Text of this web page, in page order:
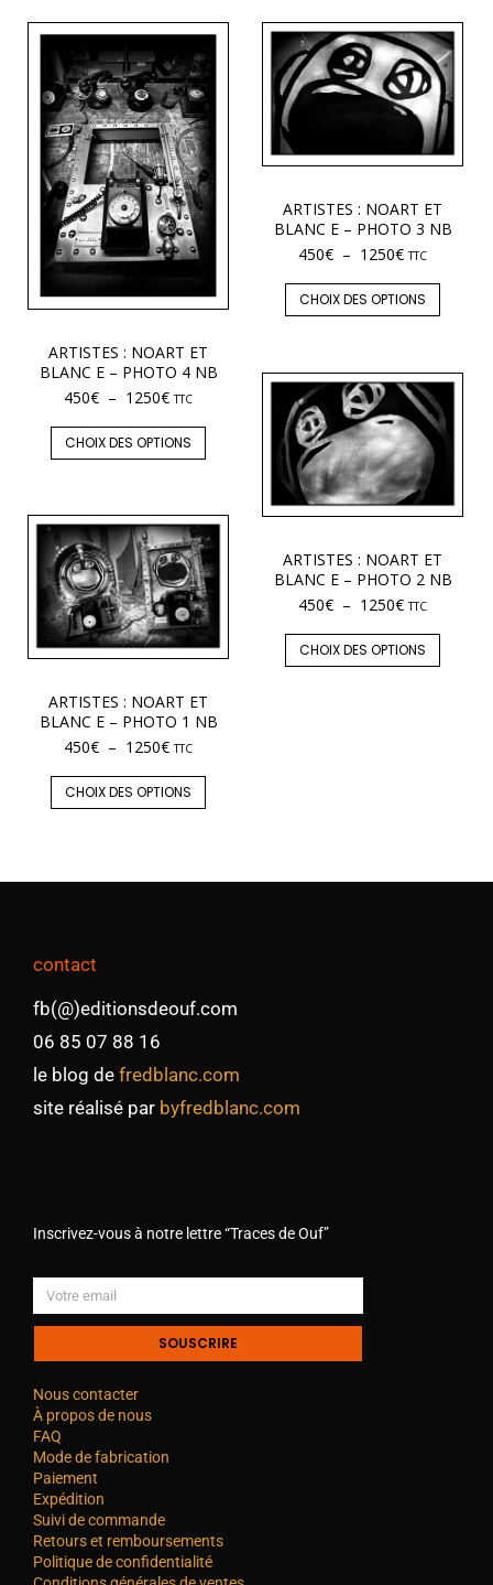
ARTISTES : NOART ET
BLANC E – PHOTO 4 NB
450€ – 1250€ TTC
CHOIX DES OPTIONS
ARTISTES : NOART ET
BLANC E – PHOTO 3 NB
450€ – 1250€ TTC
CHOIX DES OPTIONS
ARTISTES : NOART ET
BLANC E – PHOTO 2 NB
450€ – 1250€ TTC
CHOIX DES OPTIONS
ARTISTES : NOART ET
BLANC E – PHOTO 1 NB
450€ – 1250€ TTC
CHOIX DES OPTIONS
contact
fb(@)editionsdeouf.com
06 85 07 88 16
le blog de fredblanc.com
site réalisé par byfredblanc.com
Inscrivez-vous à notre lettre “Traces de Ouf”
SOUSCRIRE
Nous contacter
À propos de nous
FAQ
Mode de fabrication
Paiement
Expédition
Suivi de commande
Retours et remboursements
Politique de confidentialité